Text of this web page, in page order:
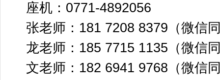
座机：0771-4892056
张老师：181 7208 8379（微信
龙老师：185 7715 1135（微信
文老师：182 6941 9768（微信